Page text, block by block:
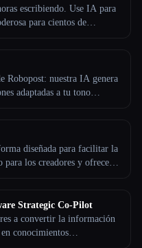
escribiendo. Use IA para
para cientos de
Robopost: nuestra IA genera
adaptadas a tu tono
sea atractivo y
es perfecta para los
influyentes y empresas que
diseñada para facilitar la
para los creadores y ofrece
en plataformas como
ofrece funciones como la
basada en la IA, una
Strategic Co-Pilot
a convertir la información
conocimientos